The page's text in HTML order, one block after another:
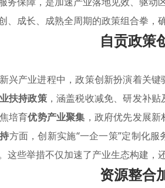
、成长、成熟全周期的政策组合拳
自贡政策
兴产业进程中，政策创新扮演着关
扶持政策，涵盖税收减免、研发补贴
培育优势产业聚集 ，政府优先发展
方面，创新实施“一企一策”定制化
这些举措不仅加速了产业生态构建，
资源整合